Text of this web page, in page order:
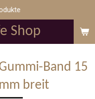
Shop
Band 15
mm breit